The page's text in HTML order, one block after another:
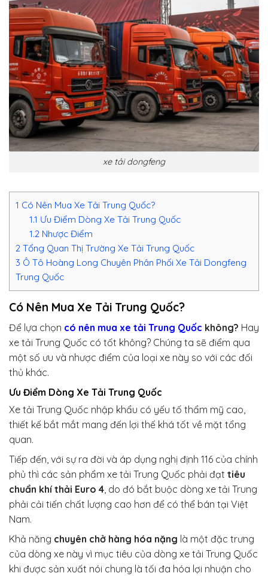
xe tải dongfeng
1 Có Nên Mua Xe Tải Trung Quốc?
1.1 Ưu Điểm Dòng Xe Tải Trung Quốc
1.2 Nhược Điểm
2 Tổng Quan Thị Trường Xe Tải Trung Quốc
3 Ô Tô Hoàng Long Chuyên Phân Phối Xe Tải Dongfeng
Trung Quốc
Có Nên Mua Xe Tải Trung Quốc?
Để lựa chọn có nên mua xe tải Trung Quốc không? Hay
xe tải Trung Quốc có tốt không? Chúng ta sẽ điểm qua
một số ưu và nhược điểm của loại xe này so với các đối
thủ khác.
Ưu Điểm Dòng Xe Tải Trung Quốc
Xe tải Trung Quốc nhập khẩu có yếu tố thẩm mỹ cao,
thiết kế bắt mắt mang đến lợi thế khá tốt về mặt tổng
quan.
Tiếp đến, với sự ra đời và áp dụng nghị định 116 của chính
phủ thì các sản phẩm xe tải Trung Quốc phải đạt tiêu
chuẩn khí thải Euro 4, do đó bắt buộc dòng xe tải Trung
phải cải tiến chất lượng cao hơn để có thể bán tại Việt
Nam.
Khả năng chuyên chở hàng hóa nặng là một đặc trưng
của dòng xe này vì mục tiêu của dòng xe tải Trung Quốc
khi được sản xuất nói chung là tối đa hóa lợi nhuận cho